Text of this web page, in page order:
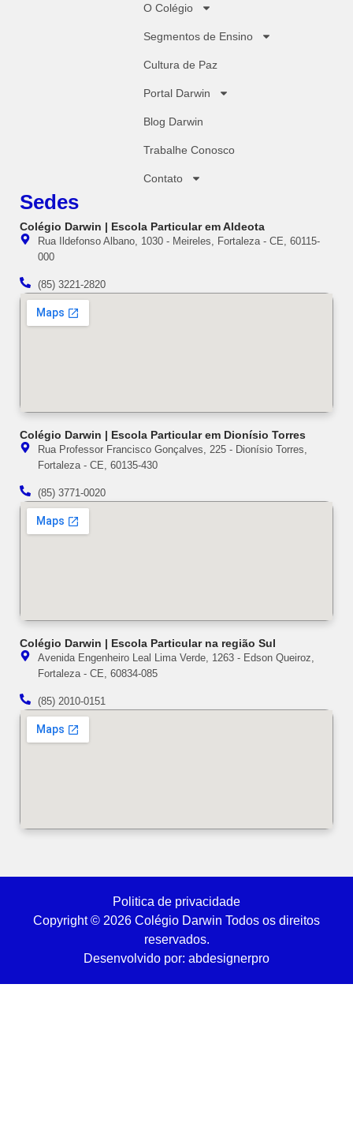
O Colégio
Segmentos de Ensino
Cultura de Paz
Portal Darwin
Blog Darwin
Trabalhe Conosco
Contato
Sedes
Colégio Darwin | Escola Particular em Aldeota
Rua Ildefonso Albano, 1030 - Meireles, Fortaleza - CE, 60115-
000
(85) 3221-2820
Colégio Darwin | Escola Particular em Dionísio Torres
Rua Professor Francisco Gonçalves, 225 - Dionísio Torres,
Fortaleza - CE, 60135-430
(85) 3771-0020
Colégio Darwin | Escola Particular na região Sul
Avenida Engenheiro Leal Lima Verde, 1263 - Edson Queiroz,
Fortaleza - CE, 60834-085
(85) 2010-0151
Politica de privacidade
Copyright © 2026 Colégio Darwin Todos os direitos
reservados.
Desenvolvido por: abdesignerpro